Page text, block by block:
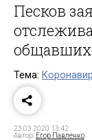
Песков
Тема:
23.03.2020 13:42
Автор: Егор Павленко